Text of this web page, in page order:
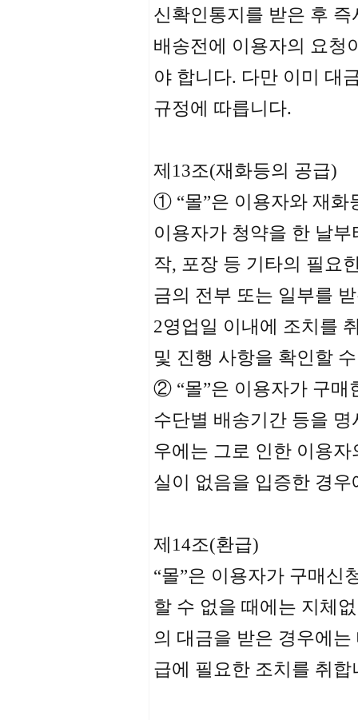
신확인통지를 받은 후
배송전에 이용자의 요청
야 합니다. 다만 이미 대
규정에 따릅니다.
제13조(재화등의 공급)
① “몰”은 이용자와 재화
이용자가 청약을 한 날
작, 포장 등 기타의 필요
금의 전부 또는 일부를
2영업일 이내에 조치를
및 진행 사항을 확인할
② “몰”은 이용자가 구매
수단별 배송기간 등을
우에는 그로 인한 이용
실이 없음을 입증한 경
제14조(환급)
“몰”은 이용자가 구매신
할 수 없을 때에는 지체
의 대금을 받은 경우에
급에 필요한 조치를 취합